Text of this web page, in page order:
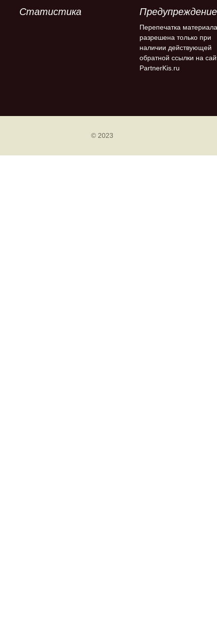
Статистика Предупреждение
Перепечатка материала
разрешена только при
наличии действующей
обратной ссылки на
PartnerKis.ru
© 2023